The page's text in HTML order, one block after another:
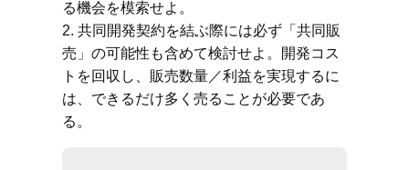
る機会を模索せよ。
2. 共同開発契約を結ぶ際には必ず「共同販
売」の可能性も含めて検討せよ。開発コス
トを回収し、販売数量／利益を実現するに
は、できるだけ多く売ることが必要であ
る。